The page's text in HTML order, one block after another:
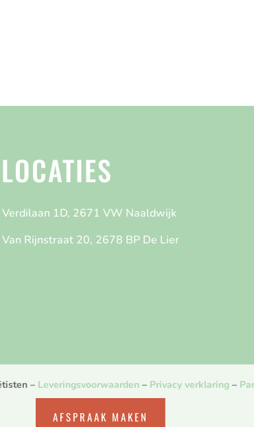
AFSPRAAK MAKEN
LOCATIES
Verdilaan 1D, 2671 VW Naaldwijk
Van Rijnstraat 20, 2678 BP De Lier
– Leveringsvoorwaarden – Privacy verklaring–